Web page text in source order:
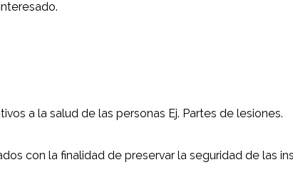
a la salud de las personas Ej. Partes de lesiones.
con la finalidad de preservar la seguridad de las